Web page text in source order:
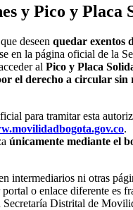
y Pico y Placa
deseen quedar exentos
en la página oficial de la
al Pico y Placa
el derecho a circular sin
para tramitar esta
.
únicamente mediante el
intermediarios ni otras
o enlace diferente es
Secretaría Distrital de